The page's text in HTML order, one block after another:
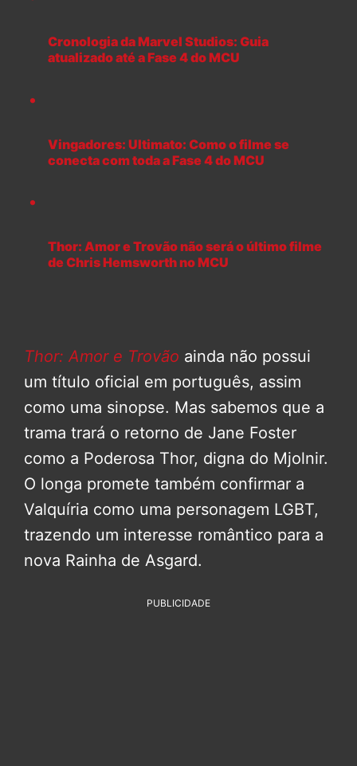
Cronologia da Marvel Studios: Guia
atualizado até a Fase 4 do MCU
Vingadores: Ultimato: Como o filme se
conecta com toda a Fase 4 do MCU
Thor: Amor e Trovão não será o último filme
de Chris Hemsworth no MCU
Thor: Amor e Trovão ainda não possui
um título oficial em português, assim
como uma sinopse. Mas sabemos que a
trama trará o retorno de Jane Foster
como a Poderosa Thor, digna do Mjolnir.
O longa promete também confirmar a
Valquíria como uma personagem LGBT,
trazendo um interesse romântico para a
nova Rainha de Asgard.
PUBLICIDADE